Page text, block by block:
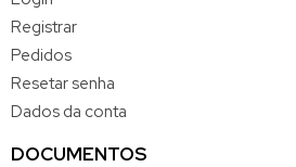
Registrar
Pedidos
Resetar senha
Dados da conta
DOCUMENTOS